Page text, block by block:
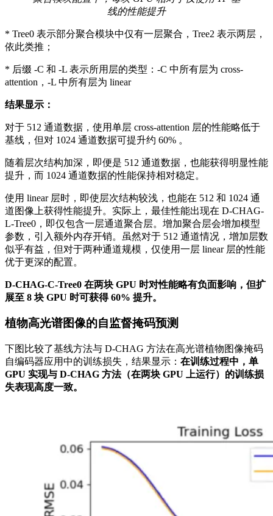
线的性能提升
* Tree0 表示部分聚合模块中仅有一层聚合，Tree2 表示两层，
依此类推；
* 后缀 -C 和 -L 表示所用层的类型：-C 中所有层为 cross-
attention，-L 中所有层为 linear
结果显示：
对于 512 通道数据，使用单层 cross-attention 层的性能略低于
基线，但对 1024 通道数据可提升约 60% 。
随着层次结构加深，即便是 512 通道数据，也能获得明显性能
提升，而 1024 通道数据的性能保持相对稳定。
使用 linear 层时，即使层次结构较浅，也能在 512 和 1024 通
道图像上获得性能提升。实际上，最佳性能出现在 D-CHAG-
L-Tree0，即仅包含一层通道聚合层。增加聚合层会增加模型
参数，引入额外内存开销。虽然对于 512 通道情况，增加层数
似乎有益，但对于两种通道规模，仅使用一层 linear 层的性能
优于更深的配置。
D-CHAG-C-Tree0 在两块 GPU 时对性能略有负面影响，但扩
展至 8 块 GPU 时可获得 60% 提升。
植物高光谱图像的自监督掩码预测
下图比较了基线方法与 D-CHAG 方法在高光谱植物图像掩码
自编码器应用中的训练损失，结果显示： 在训练过程中，单
GPU 实现与 D-CHAG 方法（在两块 GPU 上运行）的训练损
失表现高度一致。